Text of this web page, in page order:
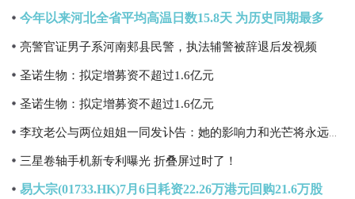
今年以来河北全省平均高温日数15.8天 为历史同期最多
亮警官证男子系河南郏县民警，执法辅警被辞退后发视频
圣诺生物：拟定增募资不超过1.6亿元
圣诺生物：拟定增募资不超过1.6亿元
三星卷轴手机新专利曝光 折叠屏过时了！
易大宗(01733.HK)7月6日耗资22.26万港元回购21.6万股